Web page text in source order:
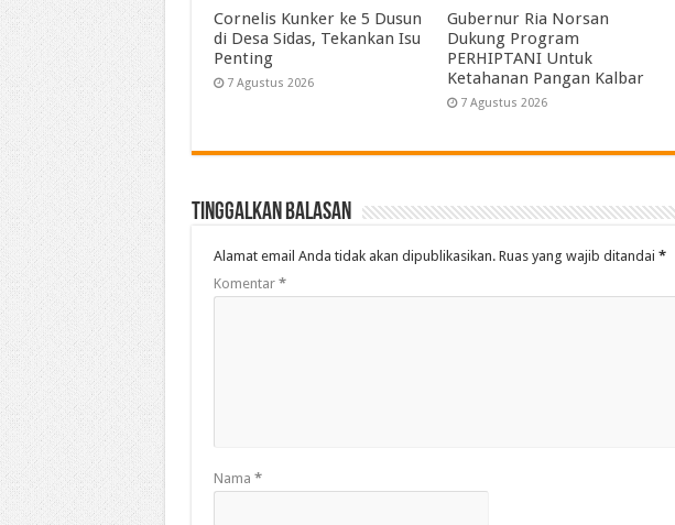
Cornelis Kunker ke 5 Dusun
di Desa Sidas, Tekankan Isu
Penting
7 Agustus 2026
Gubernur Ria Norsan
Dukung Program
PERHIPTANI Untuk
Ketahanan Pangan Kalbar
7 Agustus 2026
Tinggalkan Balasan
Alamat email Anda tidak akan dipublikasikan. Ruas yang wajib ditandai *
Komentar *
Nama *